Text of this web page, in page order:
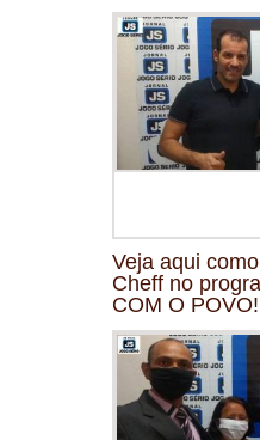
Veja aqui
Cheff no
COM O